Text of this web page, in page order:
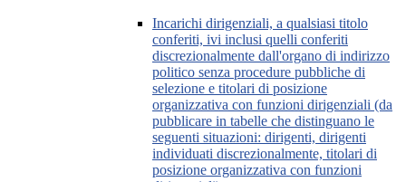
Incarichi dirigenziali, a qualsiasi titolo
conferiti, ivi inclusi quelli conferiti
discrezionalmente dall'organo di indirizzo
politico senza procedure pubbliche di
selezione e titolari di posizione
organizzativa con funzioni dirigenziali (da
pubblicare in tabelle che distinguano le
seguenti situazioni: dirigenti, dirigenti
individuati discrezionalmente, titolari di
posizione organizzativa con funzioni